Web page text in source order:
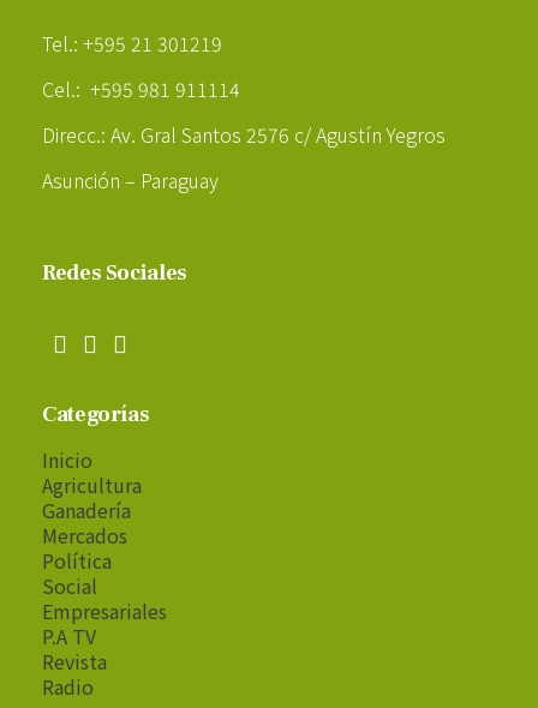
Tel.: +595 21 301219
Cel.: +595 981 911114
Direcc.: Av. Gral Santos 2576 c/ Agustín Yegros
Asunción – Paraguay
Redes Sociales
Categorías
Inicio
Agricultura
Ganadería
Mercados
Política
Social
Empresariales
P.A TV
Revista
Radio